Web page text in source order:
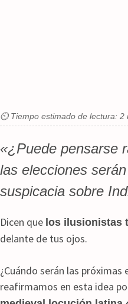
⏲ Tiempo estimado de lectura: 2
«¿Puede pensarse
las elecciones
suspicacia sobre
Dicen que los ilusionistas
delante de tus ojos.
¿Cuándo serán las
reafirmamos en esta idea